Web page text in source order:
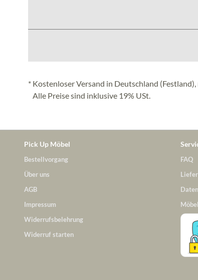
* Kostenloser Versand in Deutschland
Alle Preise sind inklusive 19% USt.
Pick Up Möbel
Bestellvorgang
Über uns
AGB
Impressum
Widerrufsbelehrung
Widerruf starten
FAQ